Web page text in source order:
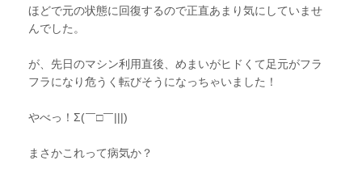
ほどで元の状態に回復するので正直あまり気にしていませ
んでした。
が、先日のマシン利用直後、めまいがヒドくて足元がフラ
フラになり危うく転びそうになっちゃいました！
やべっ！Σ(￣□￣|||)
まさかこれって病気か？